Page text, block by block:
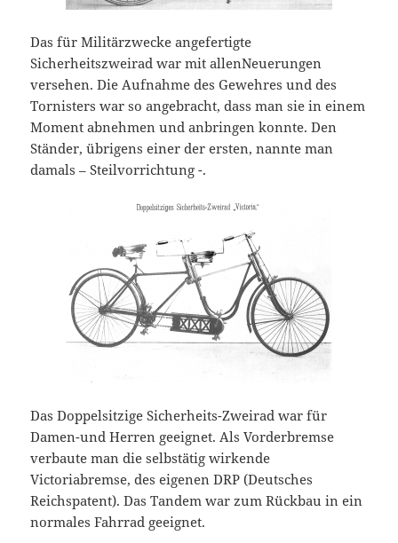
Das für Militärzwecke angefertigte
Sicherheitszweirad war mit allenNeuerungen
versehen. Die Aufnahme des Gewehres und des
Tornisters war so angebracht, dass man sie in einem
Moment abnehmen und anbringen konnte. Den
Ständer, übrigens einer der ersten, nannte man
damals – Steilvorrichtung -.
Das Doppelsitzige Sicherheits-Zweirad war für
Damen-und Herren geeignet. Als Vorderbremse
verbaute man die selbstätig wirkende
Victoriabremse, des eigenen DRP (Deutsches
Reichspatent). Das Tandem war zum Rückbau in ein
normales Fahrrad geeignet.